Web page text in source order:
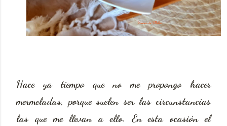
Hace ya tiempo que no me propongo hacer
mermeladas, porque suelen ser las circunstancias
las que me llevan a ello. En esta ocasión el